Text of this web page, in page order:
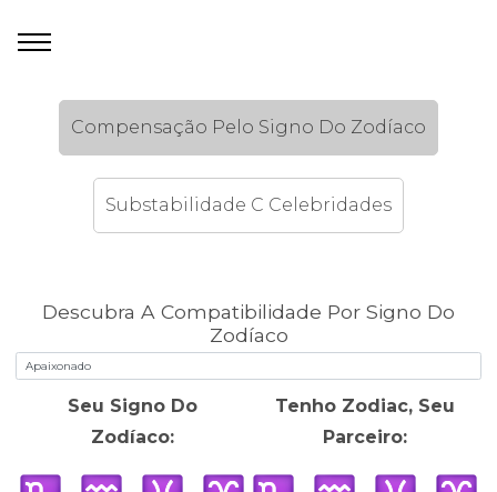
Compensação Pelo Signo Do Zodíaco
Substabilidade C Celebridades
Descubra A Compatibilidade Por Signo Do
Zodíaco
Seu Signo Do
Zodíaco:
Tenho Zodiac, Seu
Parceiro: